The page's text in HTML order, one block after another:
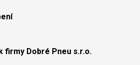
firmy Dobré Pneu s.r.o.